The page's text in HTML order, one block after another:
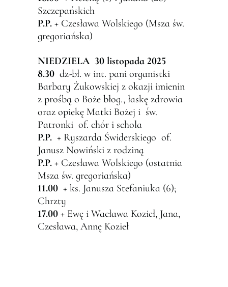
Szczepańskich
P.P. + Czesława Wolskiego (Msza św.
gregoriańska)
NIEDZIELA 30 listopada 2025
8.30 dz-bł. w int. pani organistki
Barbary Żukowskiej z okazji imienin
z prośbą o Boże błog., łaskę zdrowia
oraz opiekę Matki Bożej i św.
Patronki of. chór i schola
P.P. + Ryszarda Świderskiego of.
Janusz Nowiński z rodziną
P.P. + Czesława Wolskiego (ostatnia
Msza św. gregoriańska)
11.00 + ks. Janusza Stefaniuka (6);
Chrzty
17.00 + Ewę i Wacława Kozieł, Jana,
Czesława, Annę Kozieł